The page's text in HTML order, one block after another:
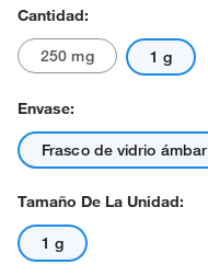
Cantidad:
250 mg 1 g
Envase:
Frasco de vidrio ámbar
Tamaño De La Unidad:
1 g